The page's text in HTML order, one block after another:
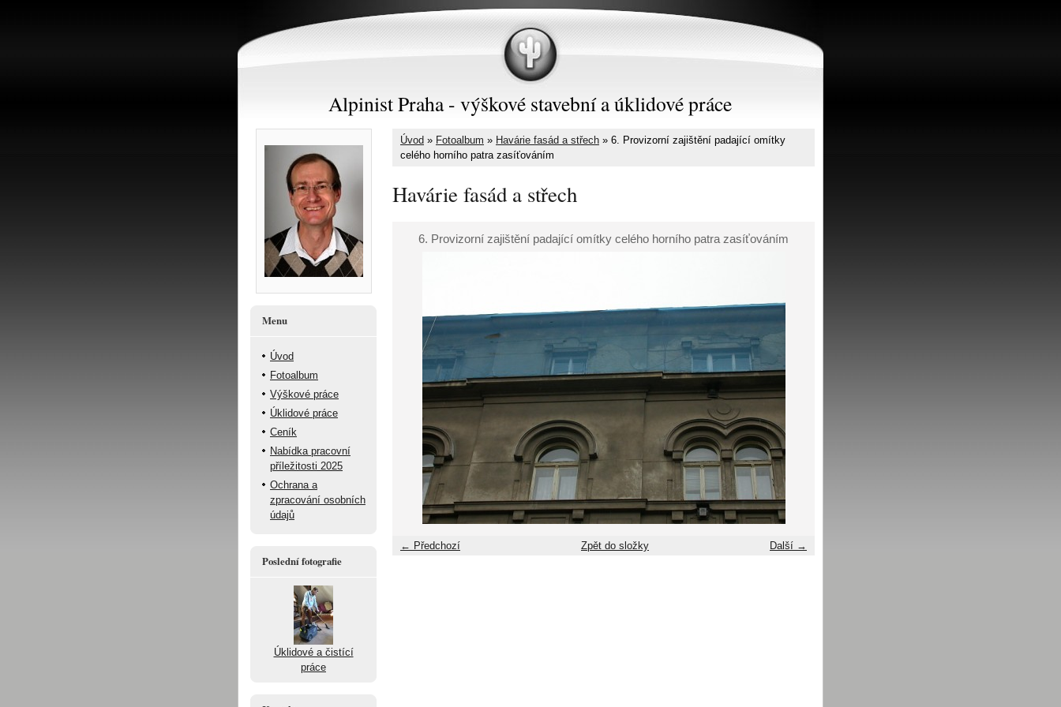
Alpinist Praha - výškové stavební a úklidové práce
Úvod » Fotoalbum » Havárie fasád a střech » 6. Provizorní zajištění padající omítky
celého horního patra zasíťováním
Havárie fasád a střech
6. Provizorní zajištění padající omítky celého horního patra zasíťováním
← Předchozí Další →
Zpět do složky
Menu
Úvod
Fotoalbum
Výškové práce
Úklidové práce
Ceník
Nabídka pracovní
příležitosti 2025
Ochrana a
zpracování osobních
údajů
Poslední fotografie
Úklidové a čistící
práce